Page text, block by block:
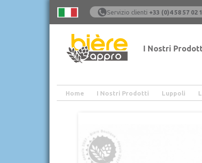
Servizio clienti +33 (0)4 58 57 02
I Nostri
Home I Nostri Prodotti Luppoli